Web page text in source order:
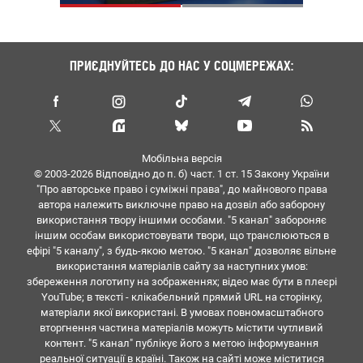
ПРИЄДНУЙТЕСЬ ДО НАС У СОЦМЕРЕЖАХ:
Мобільна версія
© 2003-2026 Вiдповiдно до п. б) част. 1 ст. 15 Закону України
"Про авторське право i сумiжнi права", до майнового права
автора належить виключне право на дозвiл або заборону
використання твору iншими особами. "5 канал" забороняє
iншим особам використовувати твори, що транслюються в
ефipi "5 каналу", з будь-якою метою. "5 канал" дозволяє вiльне
використання матерiалiв сайту за наступних умов:
збереження логотипу на зображеннях; вiдео має бути в плеєрі
YouTube; в тексті - клікабельний прямий URL на сторінку,
матеріали якої використані. В умовах повномасштабного
вторгнення частина матеріалів можуть містити чутливий
контент. "5 канал" публікує його з метою інформування
реальної ситуації в країні. Також на сайті може міститися